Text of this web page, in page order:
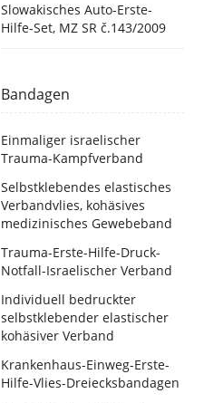
Slowakisches Auto-Erste-
Hilfe-Set, MZ SR č.143/2009
Bandagen
Einmaliger israelischer
Trauma-Kampfverband
Selbstklebendes elastisches
Verbandvlies, kohäsives
medizinisches Gewebeband
Trauma-Erste-Hilfe-Druck-
Notfall-Israelischer Verband
Individuell bedruckter
selbstklebender elastischer
kohäsiver Verband
Krankenhaus-Einweg-Erste-
Hilfe-Vlies-Dreiecksbandagen